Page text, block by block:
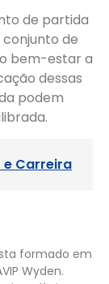
de partida
de
bem-estar a
dessas
podem
e Carreira
formado em
Wyden.